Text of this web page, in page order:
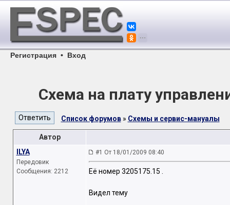
Регистрация • Вход
Схема на плату
Список форумов» Схемы и сервис-мануалы
Автор
ILYA
Передовик
Сообщения: 2212
#1 От 18/01/2009 08:40
Её номер 3205175.15 .
Видел тему